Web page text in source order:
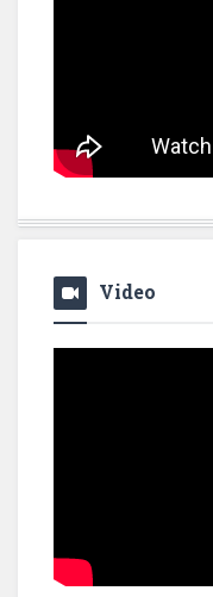
Video